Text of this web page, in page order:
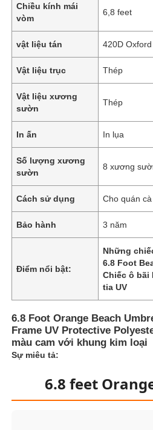
Nhà
Sản phẩm
Chiều kính mái
vòm
6,8 feet
vật liệu tán 420D Oxford
Vật liệu trục Thép
Vật liệu xương
sườn
Thép
In ấn In lụa
Số lượng xương
sườn
8 xương
Cách sử dụng Cho quán
Bảo hành 3 năm
Điểm nổi bật:
Những
6.8 Foot
Chiếc ô bãi
tia UV
6.8 Foot Orange Beach
Frame UV Protective
màu cam với khung kim loại
Sự miêu tả:
6.8 feet